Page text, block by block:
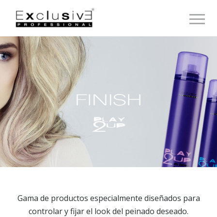
Gama de productos especialmente diseñados para
controlar y fijar el look del peinado deseado.